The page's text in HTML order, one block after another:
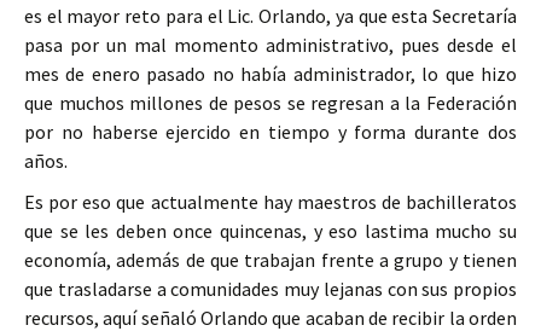
es el mayor reto para el Lic. Orlando, ya que esta Secretaría
pasa por un mal momento administrativo, pues desde el
mes de enero pasado no había administrador, lo que hizo
que muchos millones de pesos se regresan a la Federación
por no haberse ejercido en tiempo y forma durante dos
años.
Es por eso que actualmente hay maestros de bachilleratos
que se les deben once quincenas, y eso lastima mucho su
economía, además de que trabajan frente a grupo y tienen
que trasladarse a comunidades muy lejanas con sus propios
recursos, aquí señaló Orlando que acaban de recibir la orden